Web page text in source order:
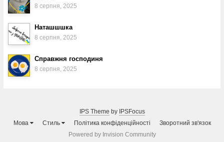
8 серпня, 2025
Наташшшка
8 серпня, 2025
Справжня господиня
8 серпня, 2025
IPS Theme by IPSFocus
Мова
Стиль Політика конфіденційності
Зворотний зв'язок
Powered by Invision Community